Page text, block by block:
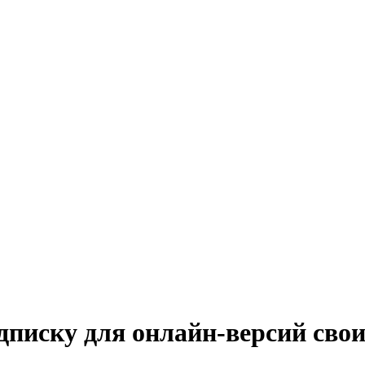
для онлайн-версий